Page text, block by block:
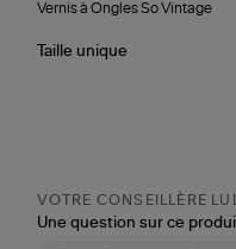
à
So
Vernis à Ongles So Vintage
Taille unique
VOTRE CONSEILLÈRE
Une question sur ce